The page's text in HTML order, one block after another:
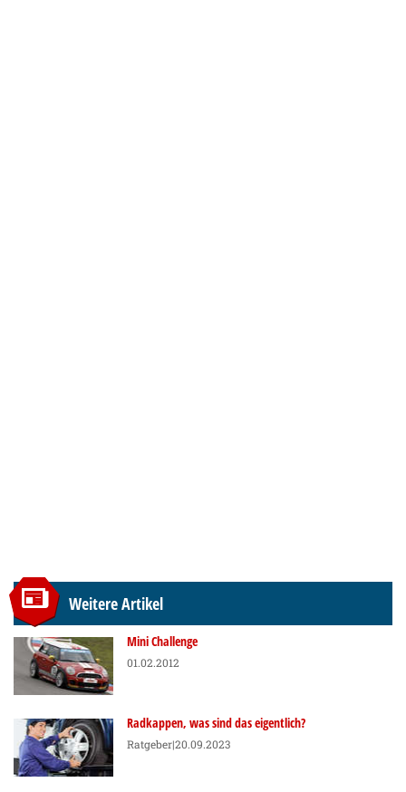
Weitere Artikel
Mini Challenge
01.02.2012
Radkappen, was sind das eigentlich?
Ratgeber|20.09.2023